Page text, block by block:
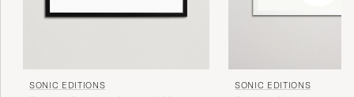
SONIC EDITIONS SONIC EDITIONS